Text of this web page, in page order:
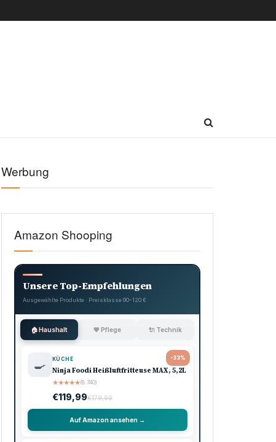
Werbung
Amazon Shooping
Unsere Top-Empfehlungen
Ausgewählte Produkte · Preisklasse 90–120 €
🏠 Haushalt 💖 Pflege 🔌 Technik
-33%
🍳 KÜCHE
Ninja Foodi Heißluftfritteuse MAX, 5,2L
★★★★★(8.740)
€119,99€179,99
Auf Amazon ansehen →